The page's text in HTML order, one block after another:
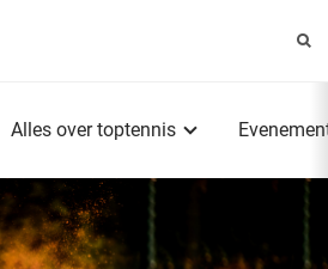
Alles over toptennis